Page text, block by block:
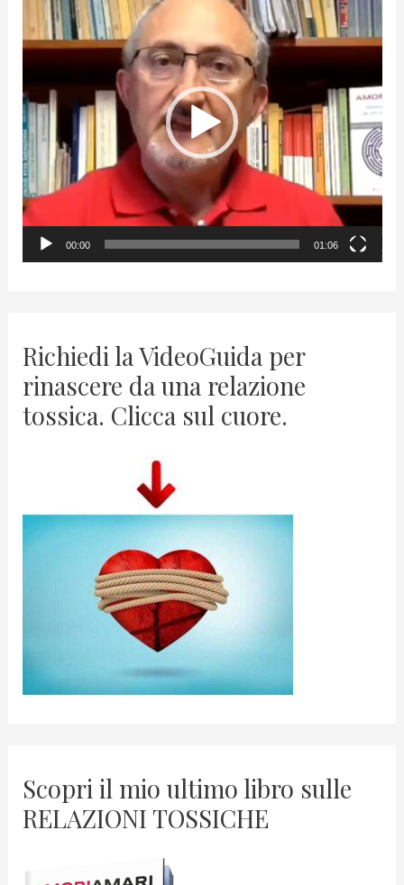
d
o
P
l
a
y
00:00 01:06
Richiedi la VideoGuida per
rinascere da una relazione
tossica. Clicca sul cuore.
Scopri il mio ultimo libro sulle
RELAZIONI TOSSICHE